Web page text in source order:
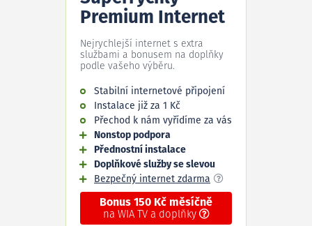
Premium Internet
Nejrychlejší internet s extra
službami a bonusem na doplňky
podle vašeho výběru.
Stabilní internetové připojení
Instalace již za 1 Kč
Přechod k nám vyřídíme za vás
Nonstop podpora
Přednostní instalace
Doplňkové služby se slevou
Bezpečný internet zdarma
Bonus 150 Kč měsíčně
na WIA TV a doplňky